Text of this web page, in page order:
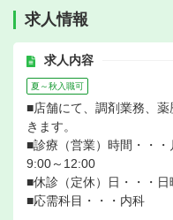
求人情報
求人内容
夏～秋入職可
■店舗にて、調剤業務、
きます。
■診療（営業）時間・・
9:00～12:00
■休診（定休）日・・・日
■応需科目・・・内科